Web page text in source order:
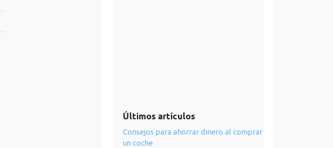
Últimos artículos
Consejos para ahorrar dinero al comprar
un coche